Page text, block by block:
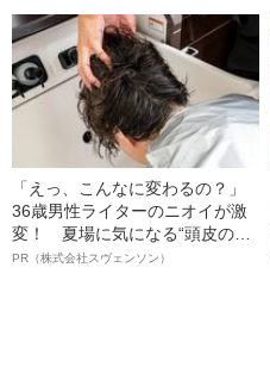
の葛藤」
「えっ、こんなに変わるの？」
36歳男性ライターのニオイが激
変！ 夏場に気になる“頭皮のニ
オイ”や“ベタつき”を解消す
PR（株式会社スヴェンソン）